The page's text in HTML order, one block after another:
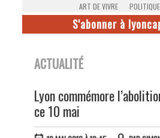
ART DE VIVRE
POLITIQUE
S'abonner à
ACTUALITÉ
Lyon commémore
ce 10 mai